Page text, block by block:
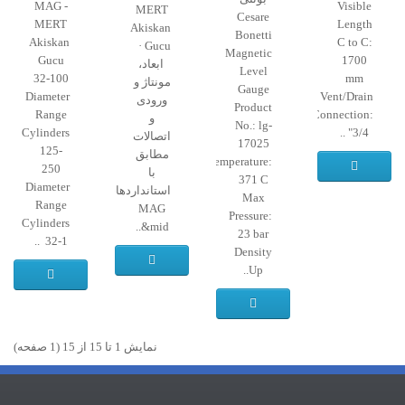
Visible
Length
C to C:
1700
mm
Vent/Drain
Connection:
3/4" ..
Cesare
Bonetti
Magnetic
Level
Gauge
Product
No.: lg-
17025
Temperature:
371 C
Max
Pressure:
23 bar
Density
Up..
MERT
Akiskan
Gucu ·
ابعاد،
مونتاژ و
ورودی
و
اتصالات
مطابق
با
استانداردهای
MAG
&mid..
MAG -
MERT
Akiskan
Gucu
32-100
Diameter
Range
Cylinders
125-
250
Diameter
Range
Cylinders
32-1..
نمايش 1 تا 15 از 15 (1 صفحه)